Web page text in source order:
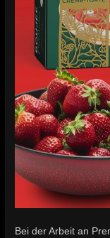
Bei der Arbeit an